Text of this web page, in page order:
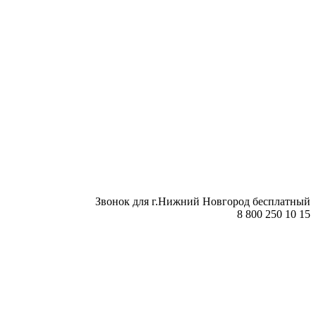
Звонок для г.Нижний Новгород бесплатный
8 800 250 10 15